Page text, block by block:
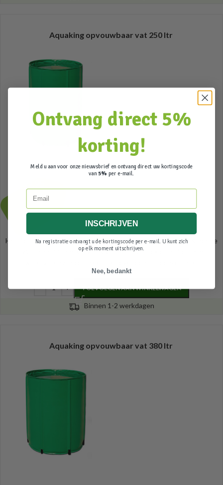
Aquaking opvouwbaar vat 250 ltr
Het AquaKing opvouwbaar watervat 250L is gemaakt van frisgroene
PVC tarp 500D en is UV-resistent en non-toxic. De AquaKing
TOEVOEGEN AAN WINKELWAGEN
Binnen 1-2 werkdagen
Aquaking opvouwbaar vat 380 ltr
Ontvang direct 5%
korting!
Meld u aan voor onze nieuwsbrief en ontvang direct uw kortingscode
van 5% per e-mail.
Email
INSCHRIJVEN
Na registratie ontvangt u de kortingscode per e-mail. U kunt zich
op elk moment uitschrijven.
Nee, bedankt